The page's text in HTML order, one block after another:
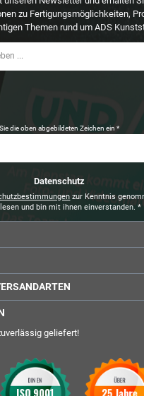
zu Fertigungsmöglichkeiten,
Themen rund um ADS
die oben abgebildeten Zeichen ein*
Datenschutz
zur Kenntnis
und bin mit ihnen einverstanden. *
geliefert!